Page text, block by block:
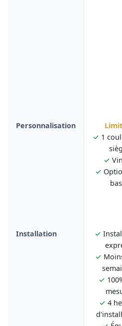
Personnalisation
✓ 1
✓
✓
Installation ✓
✓
✓
✓ 4